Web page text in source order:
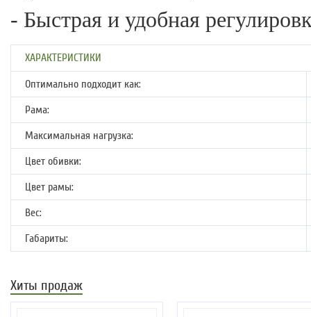
- Быстрая и удобная
ХАРАКТЕРИСТИКИ
Оптимально подходит как:
Рама:
Максимальная нагрузка:
Цвет обивки:
Цвет рамы:
Вес:
Габариты:
Хиты продаж